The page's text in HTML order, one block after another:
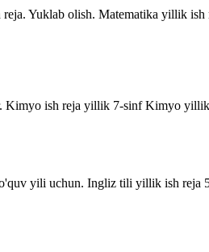
Yuklab olish. Matematika yillik
Kimyo ish reja yillik 7-sinf Kimyo
yili uchun. Ingliz tili yillik ish reja